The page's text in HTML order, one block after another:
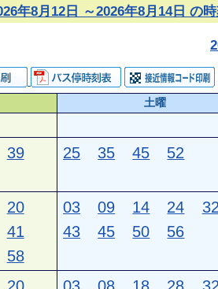
年8月12日 ～2026年8月14日 の
土曜
39
25 35 45 52
20
41
58
03 09 14 24
32
43
45 50 56